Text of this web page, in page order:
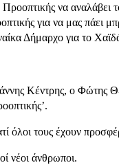
Προοπτικής να
για να μας πάει
Δήμαρχο για το
Κέντρης, ο Φώτης
όλοι τους έχουν
νέοι άνθρωποι.